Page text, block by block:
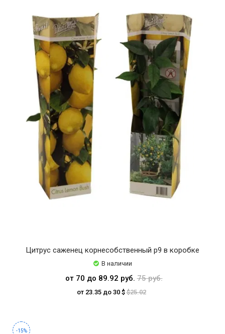
Цитрус саженец корнесобственный р9 в коробке
В наличии
от 70 до 89.92 руб.75 руб.
от 23.35 до 30 $$25.02
-15%